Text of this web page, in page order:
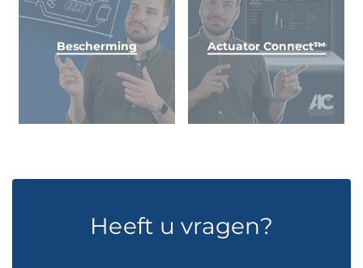
Bescherming Actuator Connect™
Heeft u vragen?